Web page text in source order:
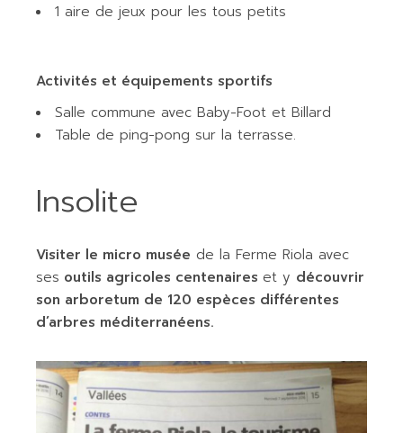
1 aire de jeux pour les tous petits
Activités et équipements sportifs
Salle commune avec Baby-Foot et Billard
Table de ping-pong sur la terrasse.
Insolite
Visiter le micro musée de la Ferme Riola avec
ses outils agricoles centenaireset y découvrir
son arboretum de 120 espèces différentes
d’arbres méditerranéens.